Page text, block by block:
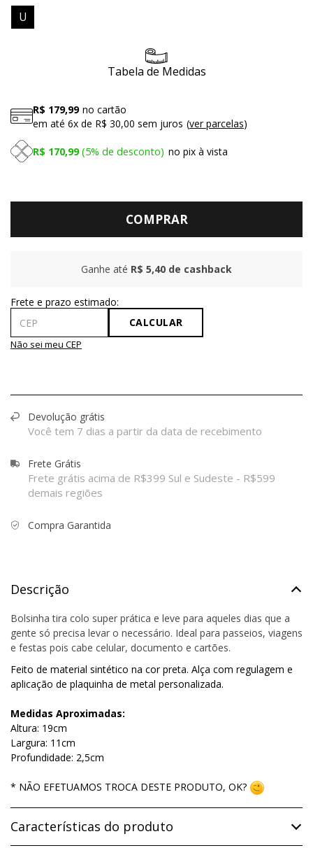
U
Tabela de Medidas
R$ 179,99 no cartão
em até 6x de R$ 30,00 sem juros ver parcelas
R$ 170,99 no pix à vista
5% de desconto
COMPRAR
Ganhe até R$ 5,40 de cashback
Não sei meu CEP
CALCULAR
Devolução grátis
Você tem 7 dias a partir da data de recebimento
Frete Grátis
Frete grátis acima de R$399 Sul e Sudeste - R$599
demais regiões
Compra Garantida
Descrição
Bolsinha tira colo super prática e leve para aqueles dias que a
gente só precisa levar o necessário. Ideal para passeios, viagens
e festas pois cabe celular, documento e cartões.
Feito de material sintético na cor preta. Alça com regulagem e
aplicação de plaquinha de metal personalizada.
Medidas Aproximadas:
Altura: 19cm
Largura: 11cm
Profundidade: 2,5cm
* NÃO EFETUAMOS TROCA DESTE PRODUTO, OK?
Características do produto